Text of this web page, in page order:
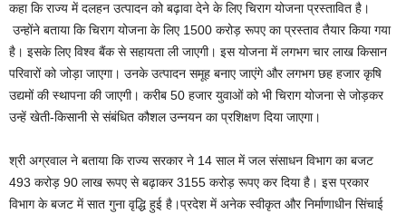
कहा कि राज्य में दलहन उत्पादन को बढ़ावा देने के लिए चिराग योजना प्रस्तावित है।
उन्होंने बताया कि चिराग योजना के लिए 1500 करोड़ रूपए का प्रस्ताव तैयार किया गया
है। इसके लिए विश्व बैंक से सहायता ली जाएगी। इस योजना में लगभग चार लाख किसान
परिवारों को जोड़ा जाएगा। उनके उत्पादन समूह बनाए जाएंगे और लगभग छह हजार कृषि
उद्यमों की स्थापना की जाएगी। करीब 50 हजार युवाओं को भी चिराग योजना से जोड़कर
उन्हें खेती-किसानी से संबंधित कौशल उन्नयन का प्रशिक्षण दिया जाएगा।
श्री अग्रवाल ने बताया कि राज्य सरकार ने 14 साल में जल संसाधन विभाग का बजट
493 करोड़ 90 लाख रूपए से बढ़ाकर 3155 करोड़ रूपए कर दिया है। इस प्रकार
विभाग के बजट में सात गुना वृद्धि हुई है।प्रदेश में अनेक स्वीकृत और निर्माणाधीन सिंचाई